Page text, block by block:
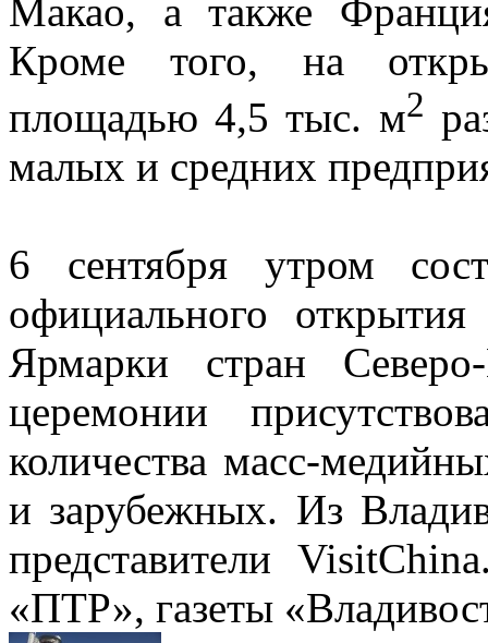
Макао, а также
Кроме того, на
площадью 4,5 тыс. м2
малых и средних
6 сентября утром
официального
Ярмарки стран
церемонии
количества масс-
и зарубежных. Из
представители
«ПТР», газеты